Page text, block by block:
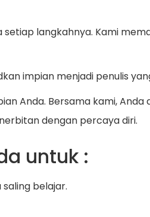
langkahnya. Kami
impian menjadi penulis
Anda. Bersama kami, Anda
dengan percaya diri.
untuk :
belajar.